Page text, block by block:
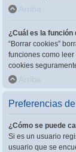
Arriba
¿Cuál es la función
“Borrar cookies”
funciones como
cookies
Arriba
Preferencias
¿Cómo se puede
Si es un usuario
usuario que se